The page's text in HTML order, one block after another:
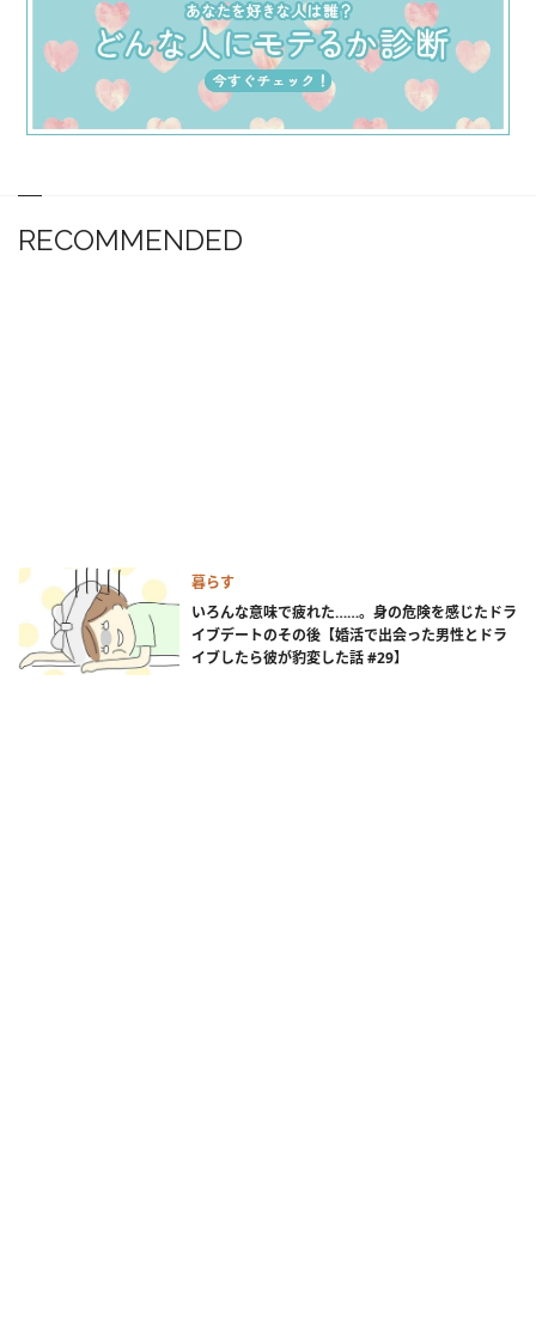
RECOMMENDED
暮らす
いろんな意味で疲れた……。身の危険を感じたドラ
イブデートのその後【婚活で出会った男性とドラ
イブしたら彼が豹変した話 #29】